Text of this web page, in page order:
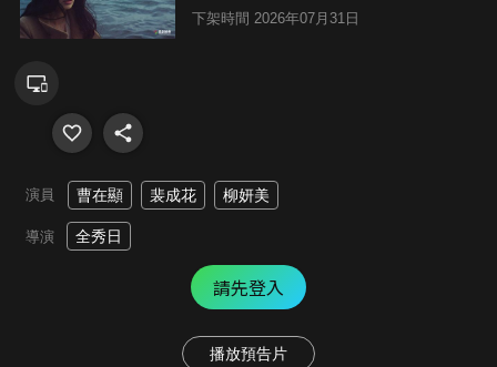
下架時間 2026年07月31日
演員 曹在顯 裴成花 柳妍美
導演 全秀日
請先登入
播放預告片